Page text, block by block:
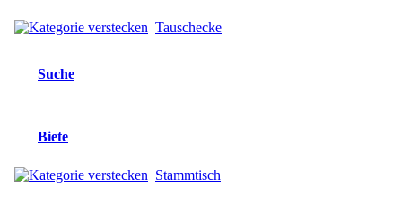
Tauschecke
Suche
Biete
Stammtisch